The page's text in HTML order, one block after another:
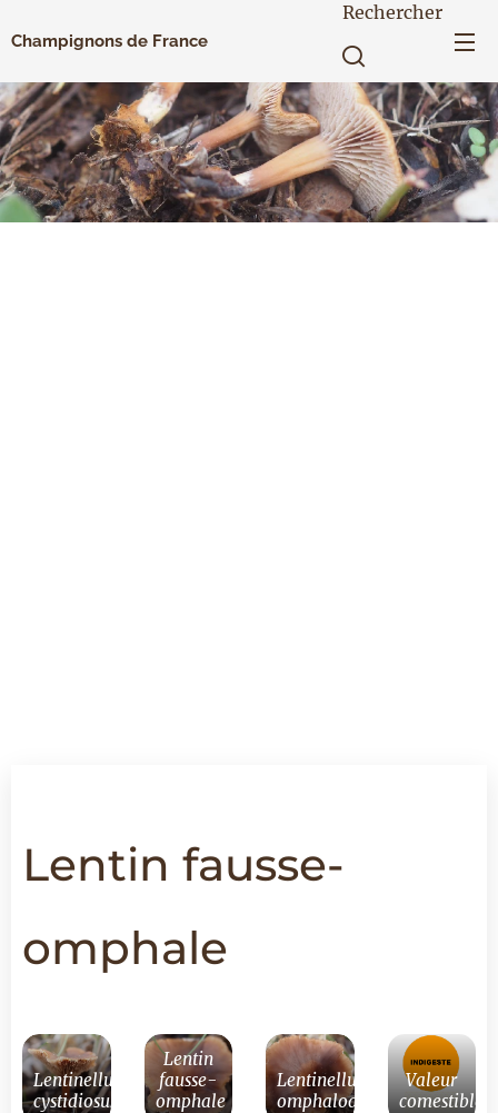
Champignons de France
Rechercher
Lentin fausse-
omphale
Lentinellus
cystidiosus
Lentin
fausse-
omphale
Lentinellus
omphalodes
Valeur
comestible/